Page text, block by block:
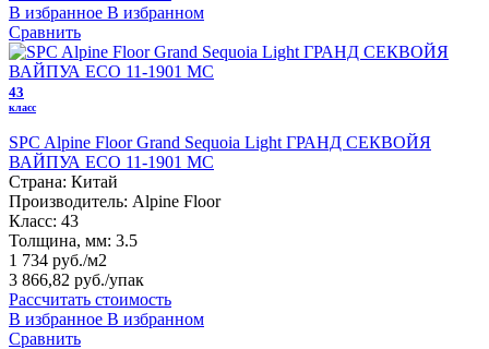
В избранное В избранном
Сравнить
43
класс
SPC Alpine Floor Grand Sequoia Light ГРАНД СЕКВОЙЯ
ВАЙПУА ЕСО 11-1901 MC
Страна: Китай
Производитель: Alpine Floor
Класс: 43
Толщина, мм: 3.5
1 734 руб./м2
3 866,82 руб./упак
Рассчитать стоимость
В избранное В избранном
Сравнить